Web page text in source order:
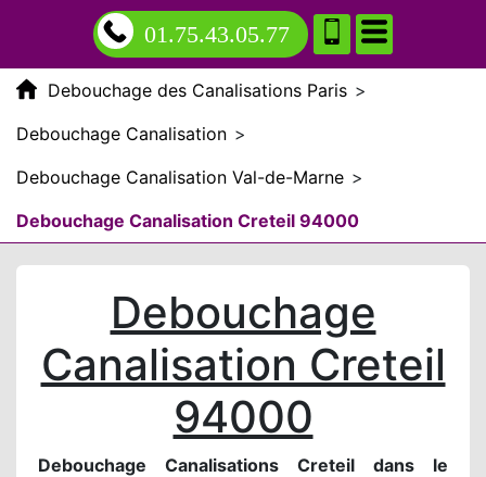
01.75.43.05.77
Debouchage des Canalisations Paris >
Debouchage Canalisation >
Debouchage Canalisation Val-de-Marne >
Debouchage Canalisation Creteil 94000
Debouchage
Canalisation Creteil
94000
Debouchage Canalisations Creteil dans le